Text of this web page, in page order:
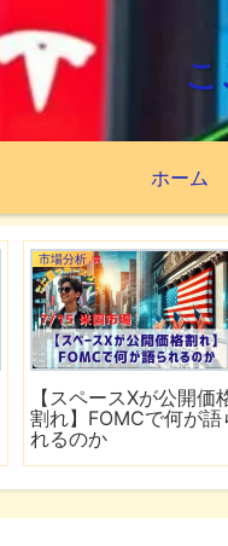
ホーム
市場分析
【スペースXが公開価
割れ】FOMCで何が語
れるのか